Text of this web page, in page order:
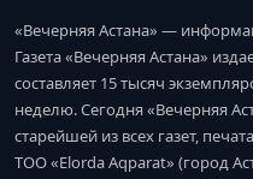
«Вечерняя Астана» —
Газета «Вечерняя Астана»
составляет 15 тысяч
неделю. Сегодня «Вечерняя
старейшей из всех газет,
ТОО «Elorda Aqparat» (город